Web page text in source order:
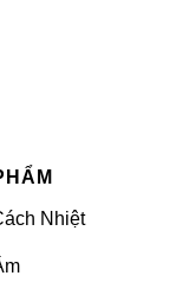
là phương
xe bằng
xe và bảo vệ
lớp decal nên
Nhiệt